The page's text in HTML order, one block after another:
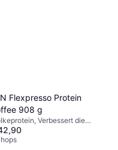
Flexpresso Protein
908 g
Verbessert die